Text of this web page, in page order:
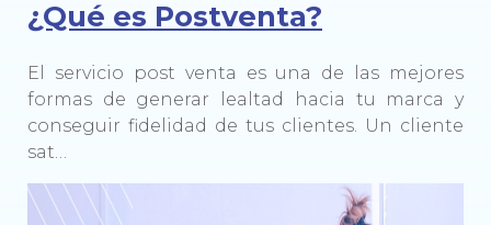
¿Qué es Postventa?
El servicio post venta es una de las mejores
formas de generar lealtad hacia tu marca y
conseguir fidelidad de tus clientes. Un cliente
sat…